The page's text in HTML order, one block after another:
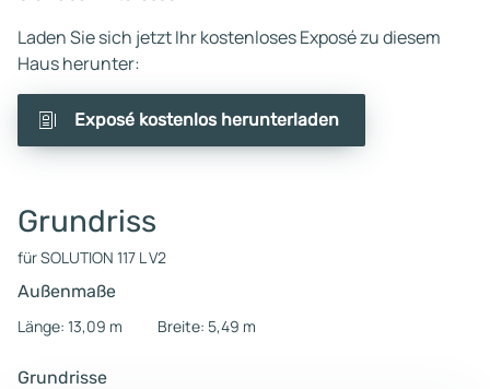
Laden Sie sich jetzt Ihr kostenloses Exposé zu diesem
Haus herunter:
Exposé kostenlos herunterladen
Grundriss
für SOLUTION 117 L V2
Außenmaße
Länge: 13,09 m
Breite: 5,49 m
Grundrisse